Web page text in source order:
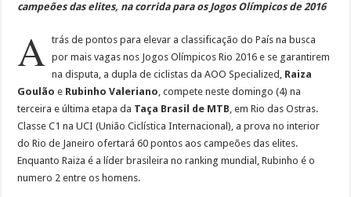
campeões das elites, na corrida para os Jogos Olímpicos de 2016
A trás de pontos para elevar a classificação do País na busca
por mais vagas nos Jogos Olímpicos Rio 2016 e se garantirem
na disputa, a dupla de ciclistas da AOO Specialized, Raiza
Goulão e Rubinho Valeriano, compete neste domingo (4) na
terceira e última etapa da Taça Brasil de MTB, em Rio das Ostras.
Classe C1 na UCI (União Ciclística Internacional), a prova no interior
do Rio de Janeiro ofertará 60 pontos aos campeões das elites.
Enquanto Raiza é a líder brasileira no ranking mundial, Rubinho é o
numero 2 entre os homens.